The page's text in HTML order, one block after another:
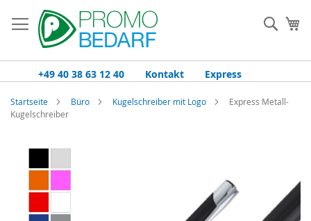
Inhalt
springen
+49 40 38 63 12 40 Kontakt Express
Startseite Büro Kugelschreiber mit Logo
Express Metall-
Kugelschreiber
Ende
springen